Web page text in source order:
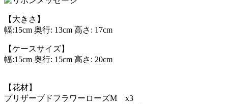
【大きさ】
幅:15cm 奥行: 13cm 高さ: 17cm
【ケースサイズ】
幅:15cm 奥行: 15cm 高さ: 20cm
【花材】
プリザーブドフラワーローズM x3